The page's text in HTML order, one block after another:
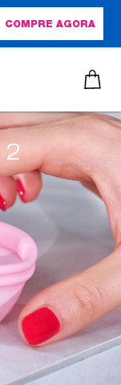
COMPRE AGORA
2